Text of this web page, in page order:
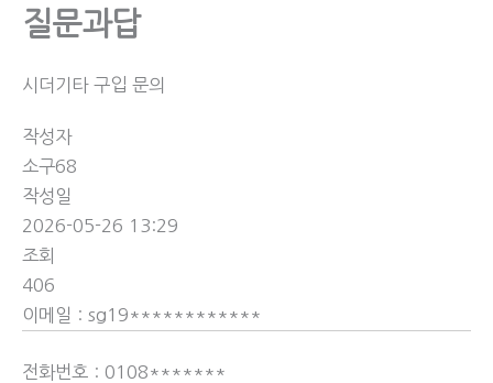
질문과답
시더기타 구입 문의
작성자
소구68
작성일
2026-05-26 13:29
조회
406
이메일 : sg19************
전화번호 : 0108*******